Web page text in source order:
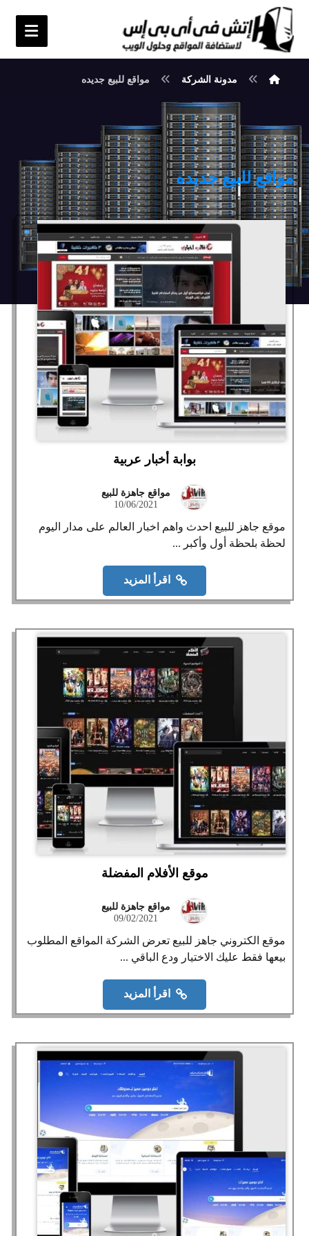
مدونة الشركة مواقع للبيع جديده
مواقع للبيع جديده
بوابة أخبار عربية
مواقع جاهزة للبيع
10/06/2021
موقع جاهز للبيع احدث واهم اخبار العالم على مدار اليوم
لحظة بلحظة أول وأكبر ...
اقرأ المزيد
موقع الأفلام المفضلة
مواقع جاهزة للبيع
09/02/2021
موقع الكتروني جاهز للبيع تعرض الشركة المواقع المطلوب
بيعها فقط عليك الاختيار ودع الباقي ...
اقرأ المزيد